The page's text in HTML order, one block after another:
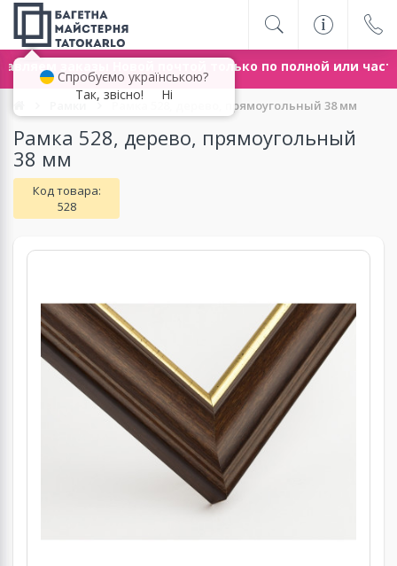
заказы Новой почтой только по полной или
Рамка 528, дерево, прямоугольный 38 мм
Рамка 528, дерево, прямоугольный
38 мм
Код товара:
528
Спробуємо українською?
Так, звісно!
Ні